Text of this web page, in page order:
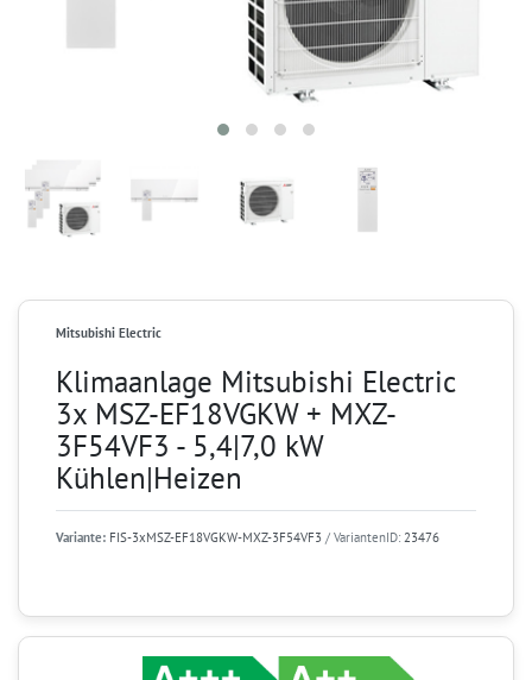
Mitsubishi Electric
Klimaanlage Mitsubishi Electric
3x MSZ-EF18VGKW + MXZ-
3F54VF3 - 5,4|7,0 kW
Kühlen|Heizen
Variante: FIS-3xMSZ-EF18VGKW-MXZ-3F54VF3 / VariantenID: 23476